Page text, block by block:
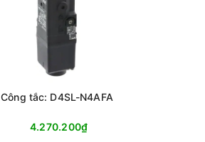
Công tắc: D4SL-N4AFA
4.270.200₫